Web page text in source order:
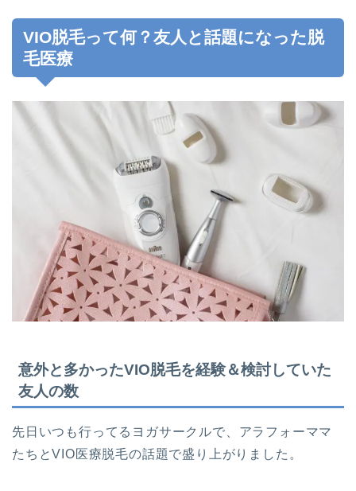
VIO脱毛って何？友人と話題になった脱
毛医療
意外と多かったVIO脱毛を経験＆検討していた
友人の数
先日いつも行ってるヨガサークルで、アラフォーママ
たちとVIO医療脱毛の話題で盛り上がりました。